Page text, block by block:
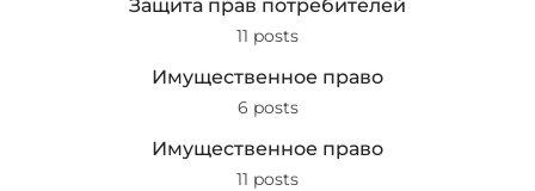
Защита прав потребителей
11 posts
Имущественное право
6 posts
Имущественное право
11 posts